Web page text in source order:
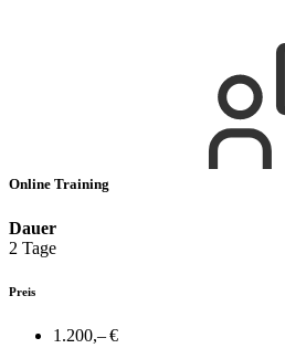
Online Training
Dauer
2 Tage
Preis
1.200,– €